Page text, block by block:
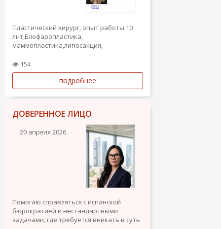
Пластический хирург, опыт работы 10
лнт,Блефаропластика,
маммопластика,липосакция,
154
подробнее
ДОВЕРЕННОЕ ЛИЦО
20 апреля 2026
Помогаю справляться с испанской
бюрократией и нестандартными
задачами, где требуется вникать в суть